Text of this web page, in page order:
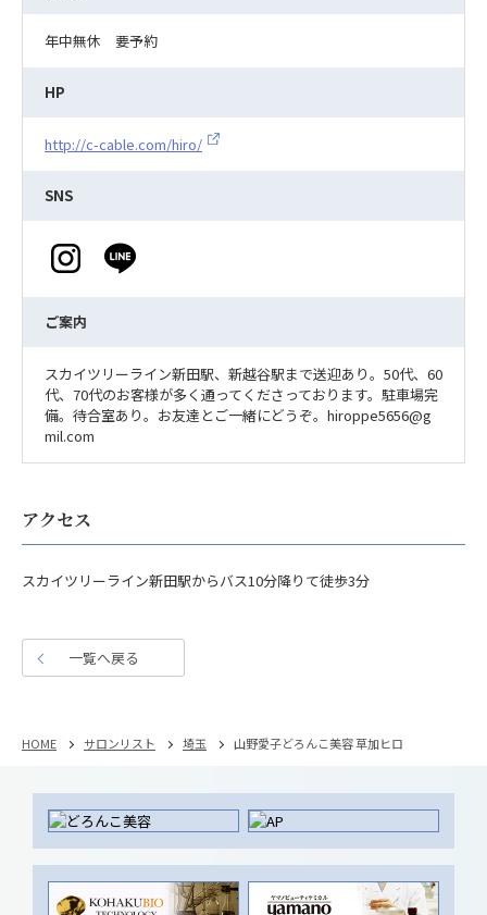
年中無休 要予約
HP
http://c-cable.com/hiro/
SNS
ご案内
スカイツリーライン新田駅、新越谷駅まで送迎あり。50代、60
代、70代のお客様が多く通ってくださっております。駐車場完
備。待合室あり。お友達とご一緒にどうぞ。hiroppe5656@g
mil.com
アクセス
スカイツリーライン新田駅からバス10分降りて徒歩3分
一覧へ戻る
HOME サロンリスト 埼玉 山野愛子どろんこ美容 草加ヒロ